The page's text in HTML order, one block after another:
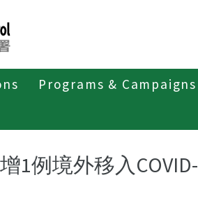
Programs & Campaigns
1例境外移入